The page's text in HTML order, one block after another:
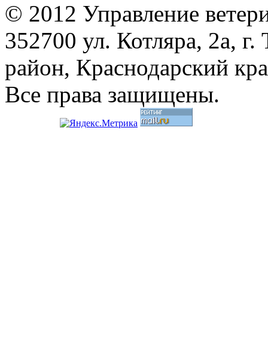
© 2012 Управление
352700 ул. Котляра, 2а,
район, Краснодарский
Все права защищены.